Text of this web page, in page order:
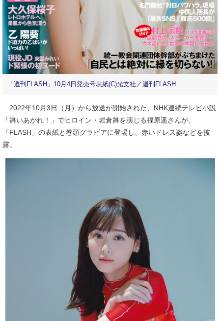
「週刊FLASH」10月4日発売号表紙(C)光文社／週刊FLASH
2022年10月3日（月）から放送が開始された、NHK連続テレビ小説
「舞いあがれ！」でヒロイン・岩倉舞を演じる福原遥さんが、
「FLASH」の表紙と巻頭グラビアに登場し、赤いドレス姿などを披
露。